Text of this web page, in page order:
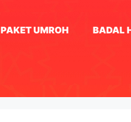
PAKET UMROH BADAL